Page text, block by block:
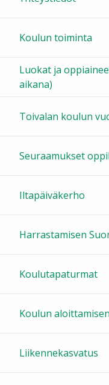
14:00
15:00
16:00
20:00
21:00
Koulun toiminta
Luokat ja
aikana)
Toivalan koulun
Seuraamukset
Iltapäiväkerho
Harrastamisen
Koulutapaturmat
Koulun
Liikennekasvatus